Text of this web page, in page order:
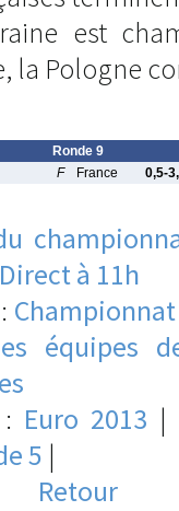
est
la Pologne
Ronde 9
F France 0,5-
Direct à 11h
équipes
Euro 2013 |
5 |
Retour